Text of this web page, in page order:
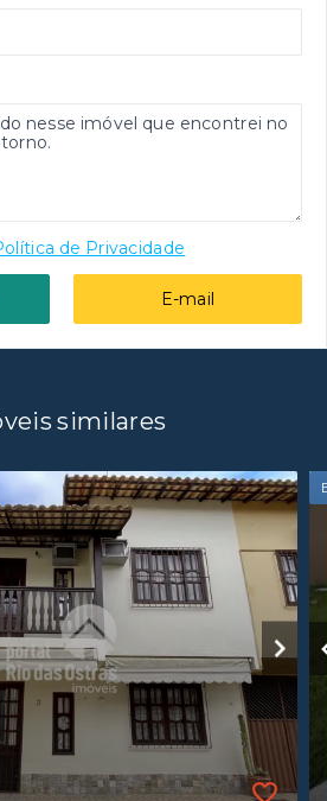
de Privacidade
E-mail
similares